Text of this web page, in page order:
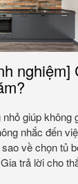
nghiệm]
giúp không
nhắc đến
về chọn tủ
trả lời cho